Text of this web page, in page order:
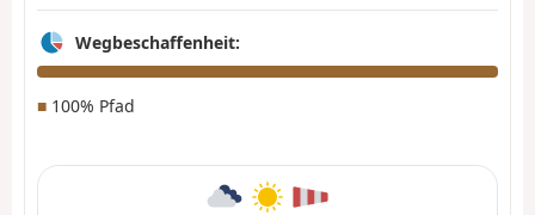
Wegbeschaffenheit:
■ 100% Pfad